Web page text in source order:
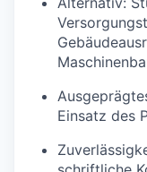
Einsatz des